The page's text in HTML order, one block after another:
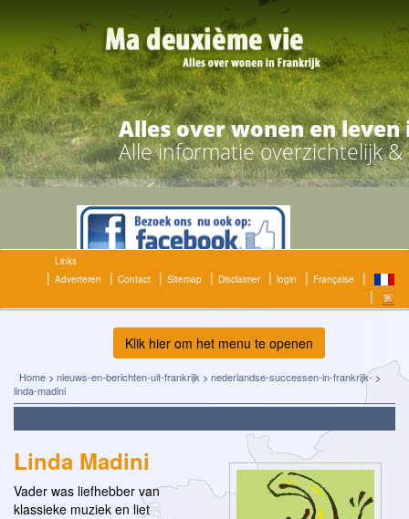
Alles over wonen en
Alle informatie overzichtelijk
Links
Adverteren
Contact Sitemap Disclaimer login Française
Klik hier om het menu te openen
Home > nieuws-en-berichten-uit-frankrijk > nederlandse-successen-in-frankrijk- >
linda-madini
Linda Madini
Vader was liefhebber van
klassieke muziek en liet